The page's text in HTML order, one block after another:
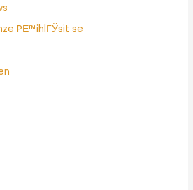
PЕ™ihlГЎsit se